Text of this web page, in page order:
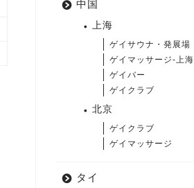
中国
上海
ゲイサウナ・発展場
ゲイマッサージ-上海
ゲイバー
ゲイクラブ
北京
ゲイクラブ
ゲイマッサージ
タイ